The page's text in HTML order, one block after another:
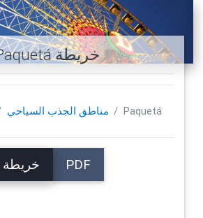
Paquetá خريطة
مناطق الجذب السياحي Paquetá
خريطة PDF